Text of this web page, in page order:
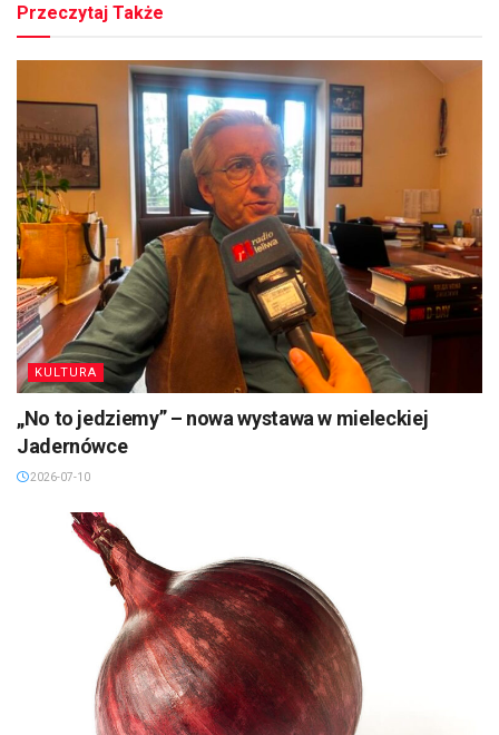
Przeczytaj Także
KULTURA
„No to jedziemy” – nowa wystawa w mieleckiej
Jadernówce
2026-07-10